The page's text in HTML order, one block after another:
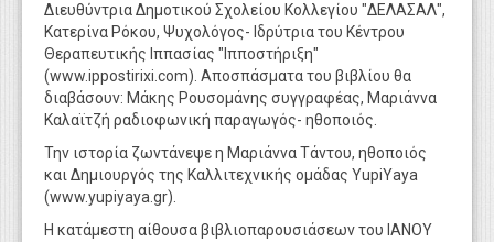
Διευθύντρια Δημοτικού Σχολείου Κολλεγίου "ΔΕΛΑΣΑΛ",
Κατερίνα Ρόκου, Ψυχολόγος- Ιδρύτρια του Κέντρου
Θεραπευτικής Ιππασίας "Ιπποστήριξη"
(www.ippostirixi.com). Αποσπάσματα του βιβλίου θα
διαβάσουν: Μάκης Ρουσομάνης συγγραφέας, Μαριάννα
Καλαϊτζή ραδιοφωνική παραγωγός- ηθοποιός.
Την ιστορία ζωντάνεψε η Μαριάννα Τάντου, ηθοποιός
και Δημιουργός της Καλλιτεχνικής ομάδας YupiYaya
(www.yupiyaya.gr).
Η κατάμεστη αίθουσα βιβλιοπαρουσιάσεων του ΙΑΝΟΥ